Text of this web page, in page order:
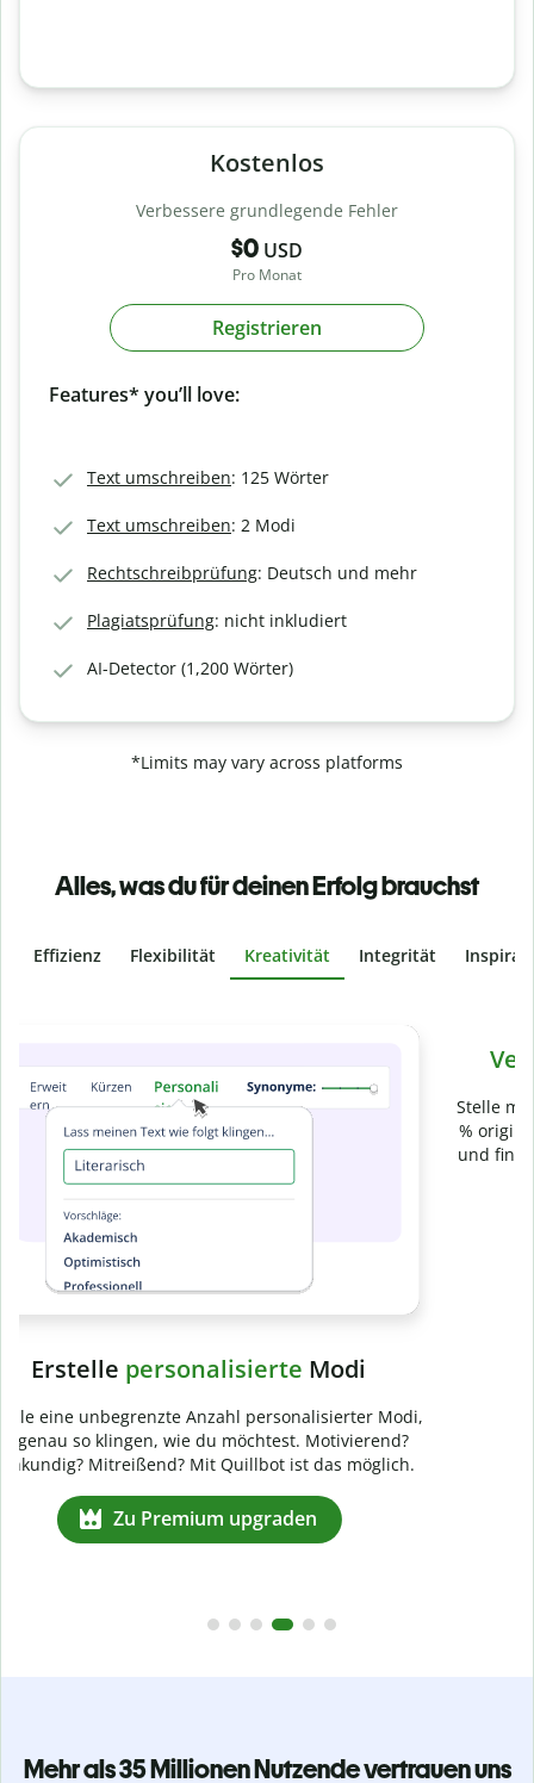
Kostenlos
Verbessere grundlegende Fehler
$0 USD
Pro Monat
Registrieren
Features* you’ll love:
Text umschreiben: 125 Wörter
Text umschreiben: 2 Modi
Rechtschreibprüfung: Deutsch und mehr
Plagiatsprüfung: nicht inkludiert
AI-Detector (1,200 Wörter)
*Limits may vary across platforms
Alles, was du für deinen Erfolg brauchst
Effizienz Flexibilität Kreativität Integrität
Stelle mit der Plagiatsprüfung sicher, dass dein Text zu 100
% original ist. Analysiere deine Arbeit in Sekundenschnelle
und finde fehlende Quellenangaben in über 100 Sprachen.
Mehr als 35 Millionen Nutzende vertrauen uns